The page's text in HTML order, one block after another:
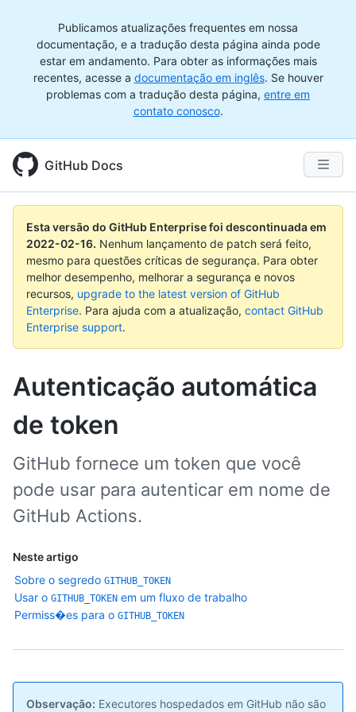
Publicamos atualizações frequentes em nossa
documentação, e a tradução desta página ainda pode
estar em andamento. Para obter as informações mais
recentes, acesse a documentação em inglês. Se houver
problemas com a tradução desta página, entre em
contato conosco.
GitHub Docs
Esta versão do GitHub Enterprise foi descontinuada em
2022-02-16. Nenhum lançamento de patch será feito,
mesmo para questões críticas de segurança. Para obter
melhor desempenho, melhorar a segurança e novos
recursos, upgrade to the latest version of GitHub
Enterprise. Para ajuda com a atualização, contact GitHub
Enterprise support.
Autenticação automática
de token
Neste artigo
Sobre o segredo GITHUB_TOKEN
Usar o GITHUB_TOKEN em um fluxo de trabalho
Permiss�es para o GITHUB_TOKEN
GitHub fornece um token que você
pode usar para autenticar em nome de
GitHub Actions.
Observação: Executores hospedados em GitHub não são